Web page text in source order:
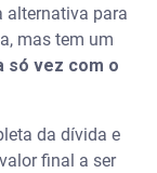
alternativa para
mas tem um
só vez com o
da dívida e
final a ser